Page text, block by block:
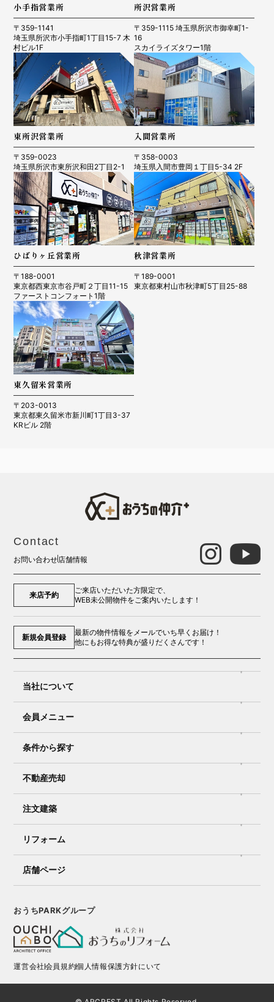
小手指営業所
〒359-1141
埼玉県所沢市小手指町1丁目15-7 木
村ビル1F
所沢営業所
〒359-1115 埼玉県所沢市御幸町1-
16
スカイライズタワー1階
東所沢営業所
〒359-0023
埼玉県所沢市東所沢和田2丁目2-1
入間営業所
〒358-0003
埼玉県入間市豊岡１丁目5-34 2F
ひばりヶ丘営業所
〒188-0001
東京都西東京市谷戸町２丁目11-15
ファーストコンフォート1階
秋津営業所
〒189-0001
東京都東村山市秋津町5丁目25-88
東久留米営業所
〒203-0013
東京都東久留米市新川町1丁目3-37
KRビル 2階
Contact
お問い合わせ 店舗情報
来店予約
ご来店いただいた方限定で、
WEB未公開物件をご案内いたします！
新規会員登録
最新の物件情報をメールでいち早くお届け！
他にもお得な特典が盛りだくさんです！
当社について
会員メニュー
条件から探す
不動産売却
注文建築
リフォーム
店舗ページ
おうちPARKグループ
運営会社会員規約個人情報保護方針にいて